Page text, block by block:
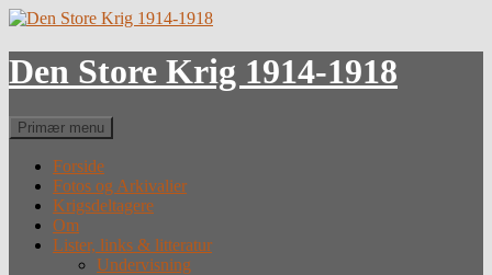
Hop
indhold
Den Store Krig 1914-1918
Søg
Primær menu
Forside
Fotos og Arkivalier
Krigsdeltagere
Om
Lister, links & litteratur
Undervisning